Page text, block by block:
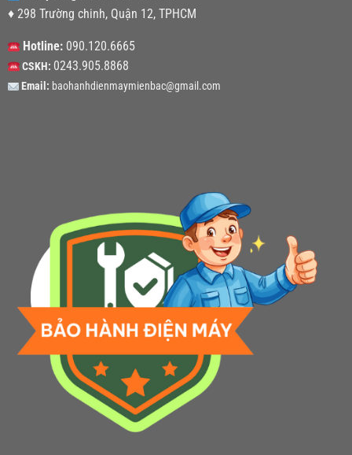
♦ 298 Trường chinh, Quận 12, TPHCM
Hotline:090.120.6665
CSKH: 0243.905.8868
Email: baohanhdienmaymienbac@gmail.com